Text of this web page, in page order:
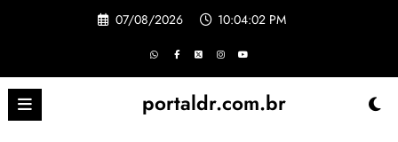
07/08/2026 10:04:02 PM
portaldr.com.br